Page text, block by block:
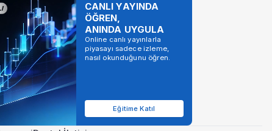
CANLI YAYINDA
ÖĞREN,
ANINDA UYGULA
Online canlı yayınlarla
piyasayı sadece izleme,
nasıl okunduğunu öğren.
Eğitime Katıl